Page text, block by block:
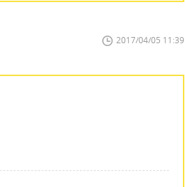
2017/04/05 11:39